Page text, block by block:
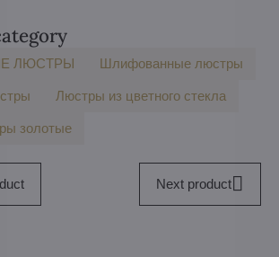
ЛЮСТРЫ Шлифованные люстры
Люстры из цветного стекла
золотые
Next product